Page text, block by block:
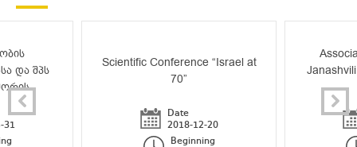
და შპს
31
Scientific Conference “Israel at
70”
Date
2018-12-20
Beginning